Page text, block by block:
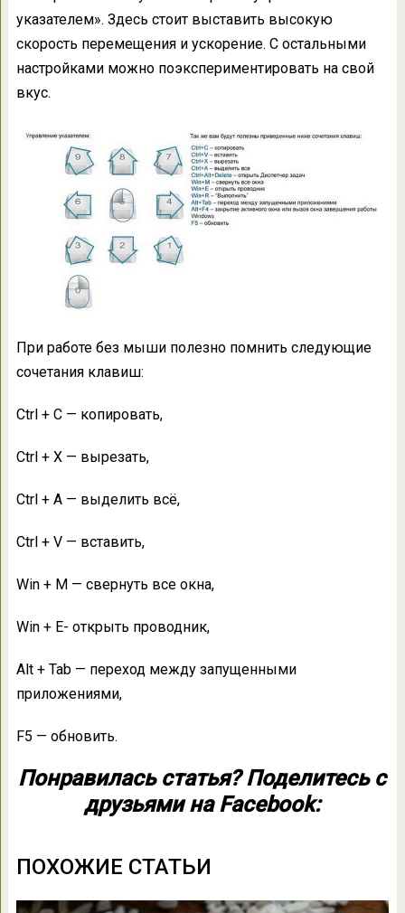
указателем». Здесь стоит выставить высокую
скорость перемещения и ускорение. С остальными
настройками можно поэкспериментировать на свой
вкус.
При работе без мыши полезно помнить следующие
сочетания клавиш:
Ctrl + C — копировать,
Ctrl + X — вырезать,
Ctrl + A — выделить всё,
Ctrl + V — вставить,
Win + M — свернуть все окна,
Win + E- открыть проводник,
Alt + Tab — переход между запущенными
приложениями,
F5 — обновить.
Понравилась статья? Поделитесь с
друзьями на Facebook:
ПОХОЖИЕ СТАТЬИ